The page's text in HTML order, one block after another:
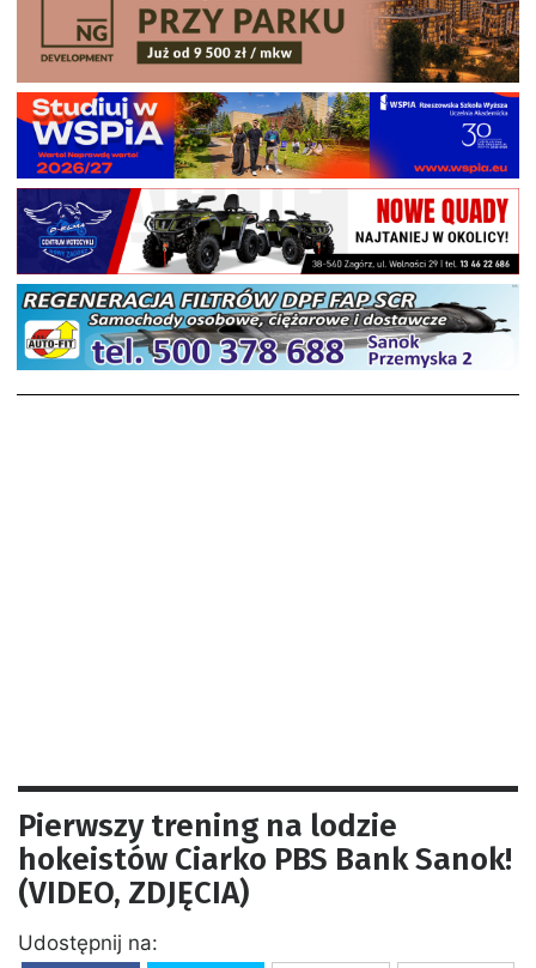
Pierwszy trening na lodzie
hokeistów Ciarko PBS Bank Sanok!
(VIDEO, ZDJĘCIA)
Udostępnij na: